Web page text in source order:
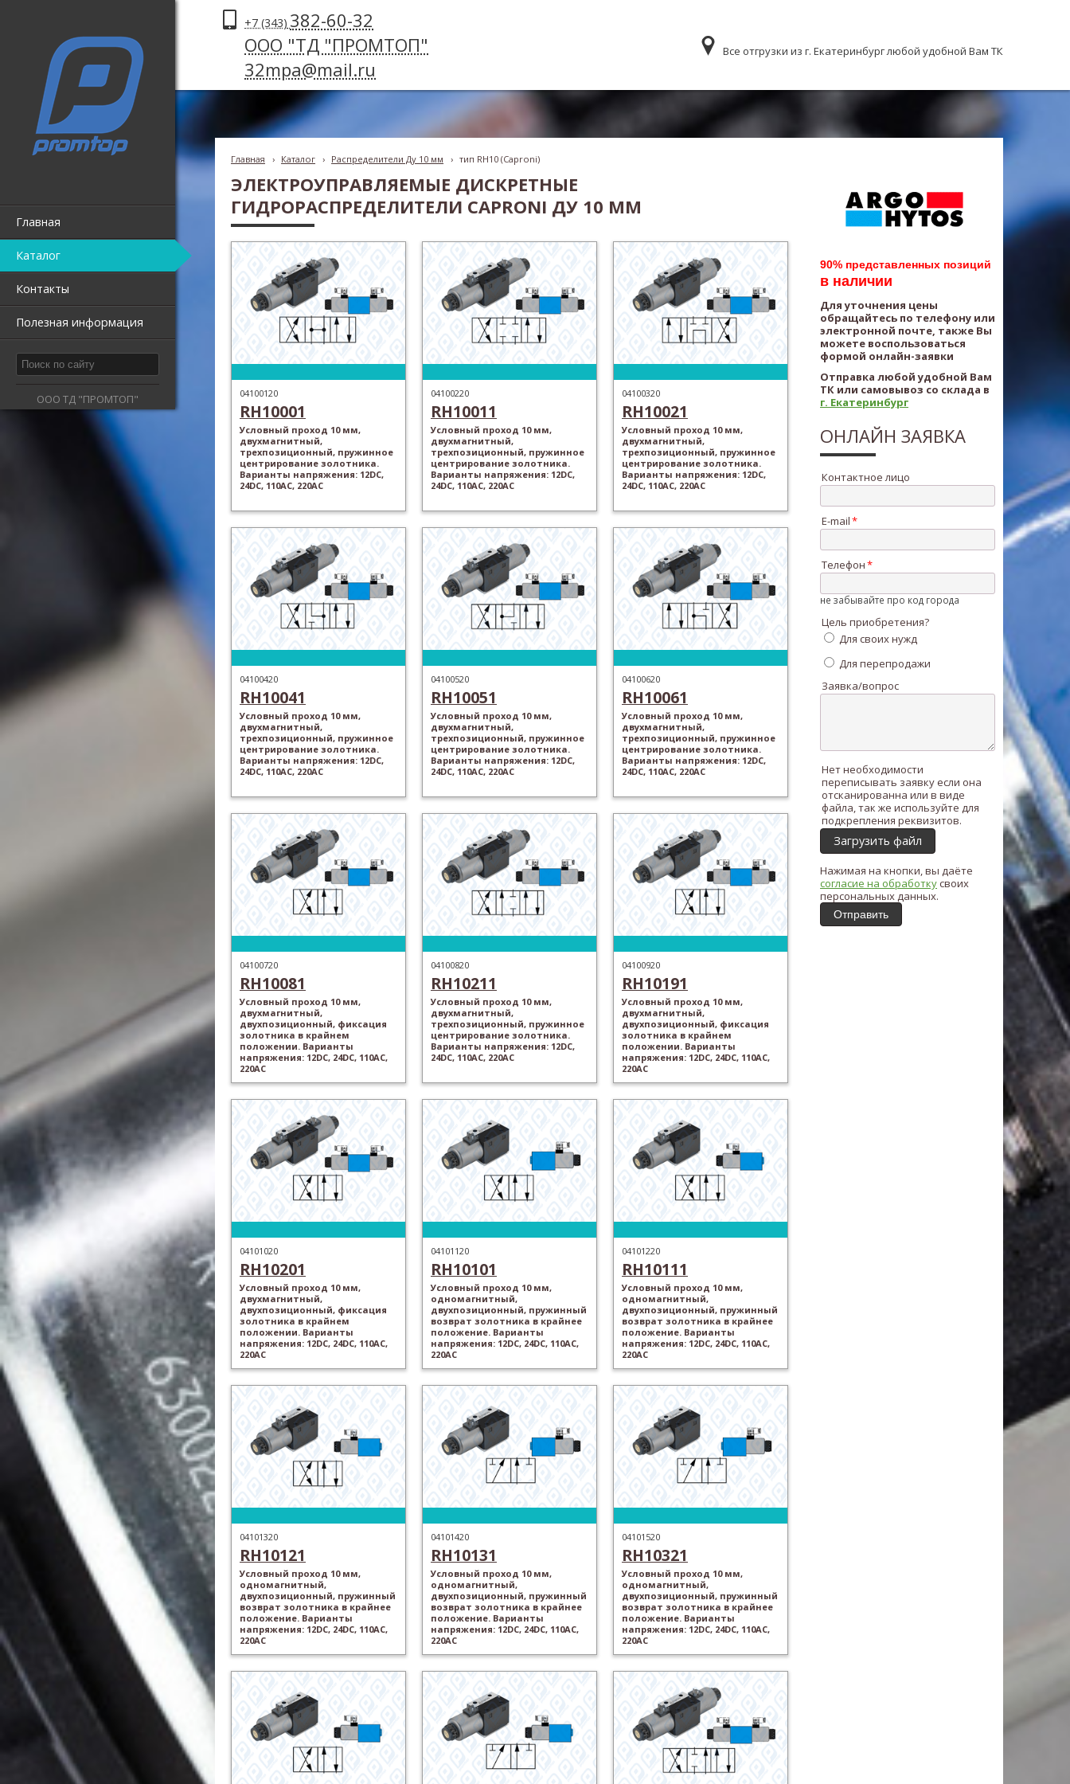
Главная
Каталог
Контакты
Полезная информация
ООО ТД "ПРОМТОП"
+7 (343) 382-60-32
ООО "ТД "ПРОМТОП"
32mpa@mail.ru
Все отгрузки из г. Екатеринбург любой удобной Вам ТК
Главная › Каталог › Распределители Ду 10 мм › тип RH10 (Caproni)
ЭЛЕКТРОУПРАВЛЯЕМЫЕ ДИСКРЕТНЫЕ
ГИДРОРАСПРЕДЕЛИТЕЛИ CAPRONI ДУ 10 ММ
04100120
RH10001
Условный проход 10 мм,
двухмагнитный,
трехпозиционный, пружинное
центрирование золотника.
Варианты напряжения: 12DC,
24DC, 110AC, 220AC
04100220
RH10011
Условный проход 10 мм,
двухмагнитный,
трехпозиционный, пружинное
центрирование золотника.
Варианты напряжения: 12DC,
24DC, 110AC, 220AC
04100320
RH10021
Условный проход 10 мм,
двухмагнитный,
трехпозиционный, пружинное
центрирование золотника.
Варианты напряжения: 12DC,
24DC, 110AC, 220AC
04100420
RH10041
Условный проход 10 мм,
двухмагнитный,
трехпозиционный, пружинное
центрирование золотника.
Варианты напряжения: 12DC,
24DC, 110AC, 220AC
04100520
RH10051
Условный проход 10 мм,
двухмагнитный,
трехпозиционный, пружинное
центрирование золотника.
Варианты напряжения: 12DC,
24DC, 110AC, 220AC
04100620
RH10061
Условный проход 10 мм,
двухмагнитный,
трехпозиционный, пружинное
центрирование золотника.
Варианты напряжения: 12DC,
24DC, 110AC, 220AC
04100720
RH10081
Условный проход 10 мм,
двухмагнитный,
двухпозиционный, фиксация
золотника в крайнем
положении. Варианты
напряжения: 12DC, 24DC, 110AC,
220AC
04100820
RH10211
Условный проход 10 мм,
двухмагнитный,
трехпозиционный, пружинное
центрирование золотника.
Варианты напряжения: 12DC,
24DC, 110AC, 220AC
04100920
RH10191
Условный проход 10 мм,
двухмагнитный,
двухпозиционный, фиксация
золотника в крайнем
положении. Варианты
напряжения: 12DC, 24DC, 110AC,
220AC
04101020
RH10201
Условный проход 10 мм,
двухмагнитный,
двухпозиционный, фиксация
золотника в крайнем
положении. Варианты
напряжения: 12DC, 24DC, 110AC,
220AC
04101120
RH10101
Условный проход 10 мм,
одномагнитный,
двухпозиционный, пружинный
возврат золотника в крайнее
положение. Варианты
напряжения: 12DC, 24DC, 110AC,
220AC
04101220
RH10111
Условный проход 10 мм,
одномагнитный,
двухпозиционный, пружинный
возврат золотника в крайнее
положение. Варианты
напряжения: 12DC, 24DC, 110AC,
220AC
04101320
RH10121
Условный проход 10 мм,
одномагнитный,
двухпозиционный, пружинный
возврат золотника в крайнее
положение. Варианты
напряжения: 12DC, 24DC, 110AC,
220AC
04101420
RH10131
Условный проход 10 мм,
одномагнитный,
двухпозиционный, пружинный
возврат золотника в крайнее
положение. Варианты
напряжения: 12DC, 24DC, 110AC,
220AC
04101520
RH10321
Условный проход 10 мм,
одномагнитный,
двухпозиционный, пружинный
возврат золотника в крайнее
положение. Варианты
напряжения: 12DC, 24DC, 110AC,
220AC
90% представленных позиций
в наличии
Для уточнения цены
обращайтесь по телефону или
электронной почте, также Вы
можете воспользоваться
формой онлайн-заявки
Отправка любой удобной Вам
ТК или самовывоз со склада в
г. Екатеринбург
ОНЛАЙН ЗАЯВКА
Контактное лицо
E-mail
Телефон
не забывайте про код города
Цель приобретения?
Для своих нужд
Для перепродажи
Заявка/вопрос
Нет необходимости
переписывать заявку если она
отсканированна или в виде
файла, так же используйте для
подкрепления реквизитов.
Загрузить файл
Нажимая на кнопки, вы даёте
согласие на обработкусвоих
персональных данных.
Отправить